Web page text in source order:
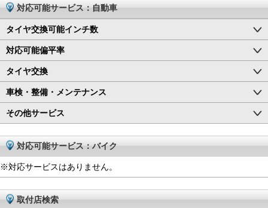
対応可能サービス：自動車
タイヤ交換可能インチ数
対応可能偏平率
タイヤ交換
車検・整備・メンテナンス
その他サービス
対応可能サービス：バイク
※対応サービスはありません。
取付店検索